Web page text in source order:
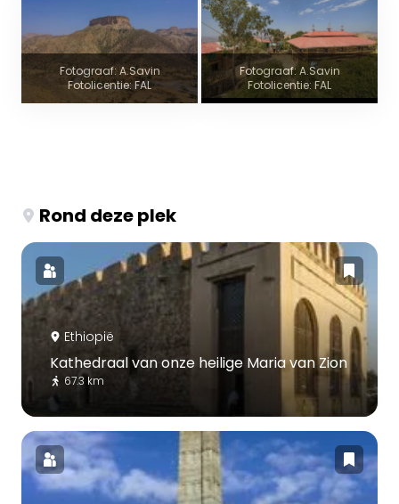
Fotograaf: A.Savin
Fotolicentie: FAL
Fotograaf: A.Savin
Fotolicentie: FAL
Rond deze plek
Ethiopië
Kathedraal van onze heilige Maria van Zion
67.3 km